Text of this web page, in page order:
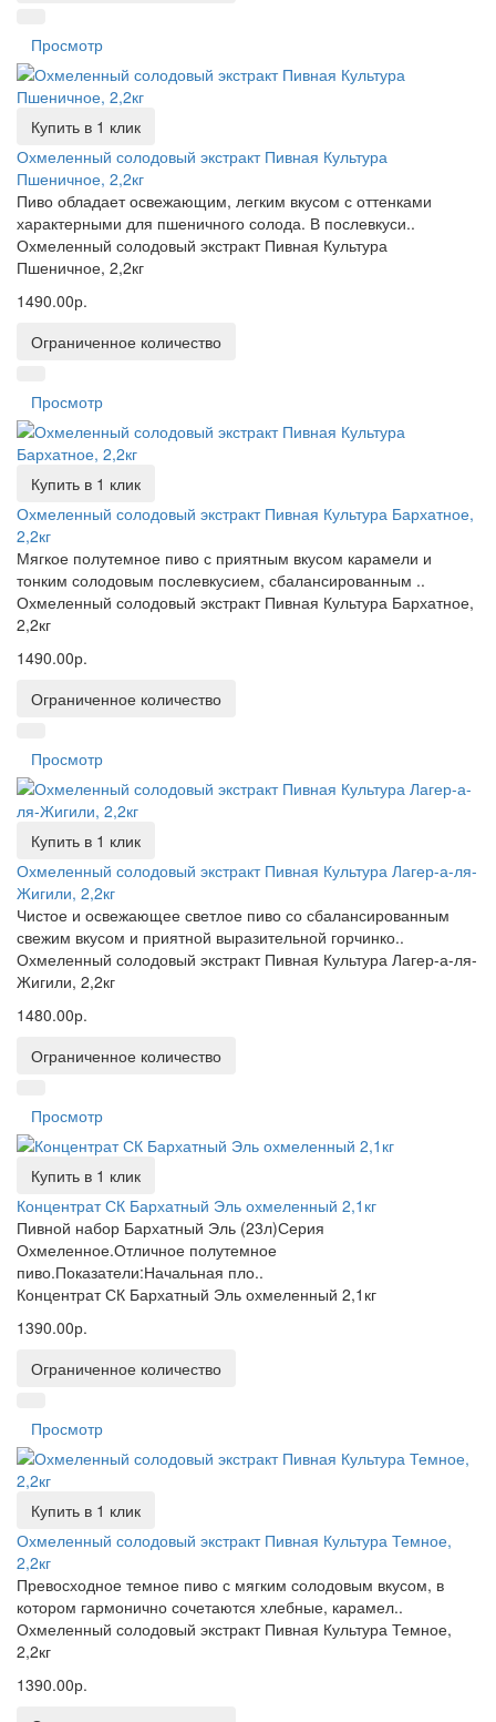
Просмотр
Купить в 1 клик
Охмеленный солодовый экстракт Пивная Культура
Пшеничное, 2,2кг
Пиво обладает освежающим, легким вкусом с оттенками
характерными для пшеничного солода. В послевкуси..
Охмеленный солодовый экстракт Пивная Культура
Пшеничное, 2,2кг
1490.00р.
Ограниченное количество
Просмотр
Купить в 1 клик
Охмеленный солодовый экстракт Пивная Культура Бархатное,
2,2кг
Мягкое полутемное пиво с приятным вкусом карамели и
тонким солодовым послевкусием, сбалансированным ..
Охмеленный солодовый экстракт Пивная Культура Бархатное,
2,2кг
1490.00р.
Ограниченное количество
Просмотр
Купить в 1 клик
Охмеленный солодовый экстракт Пивная Культура Лагер-а-ля-
Жигили, 2,2кг
Чистое и освежающее светлое пиво со сбалансированным
свежим вкусом и приятной выразительной горчинко..
Охмеленный солодовый экстракт Пивная Культура Лагер-а-ля-
Жигили, 2,2кг
1480.00р.
Ограниченное количество
Просмотр
Купить в 1 клик
Концентрат СК Бархатный Эль охмеленный 2,1кг
Пивной набор Бархатный Эль (23л)Серия
Охмеленное.Отличное полутемное
пиво.Показатели:Начальная пло..
Концентрат СК Бархатный Эль охмеленный 2,1кг
1390.00р.
Ограниченное количество
Просмотр
Купить в 1 клик
Охмеленный солодовый экстракт Пивная Культура Темное,
2,2кг
Превосходное темное пиво с мягким солодовым вкусом, в
котором гармонично сочетаются хлебные, карамел..
Охмеленный солодовый экстракт Пивная Культура Темное,
2,2кг
1390.00р.